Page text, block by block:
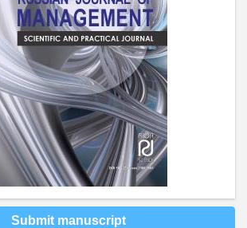
Submit manuscript